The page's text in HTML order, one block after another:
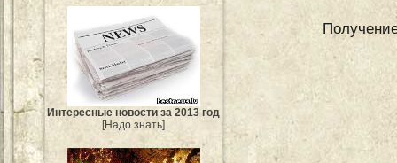
Интересные новости за 2013 год
[Надо знать]